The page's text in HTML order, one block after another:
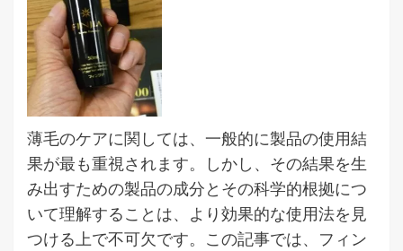
薄毛のケアに関しては、一般的に製品の使用結
果が最も重視されます。しかし、その結果を生
み出すための製品の成分とその科学的根拠につ
いて理解することは、より効果的な使用法を見
つける上で不可欠です。この記事では、フィン